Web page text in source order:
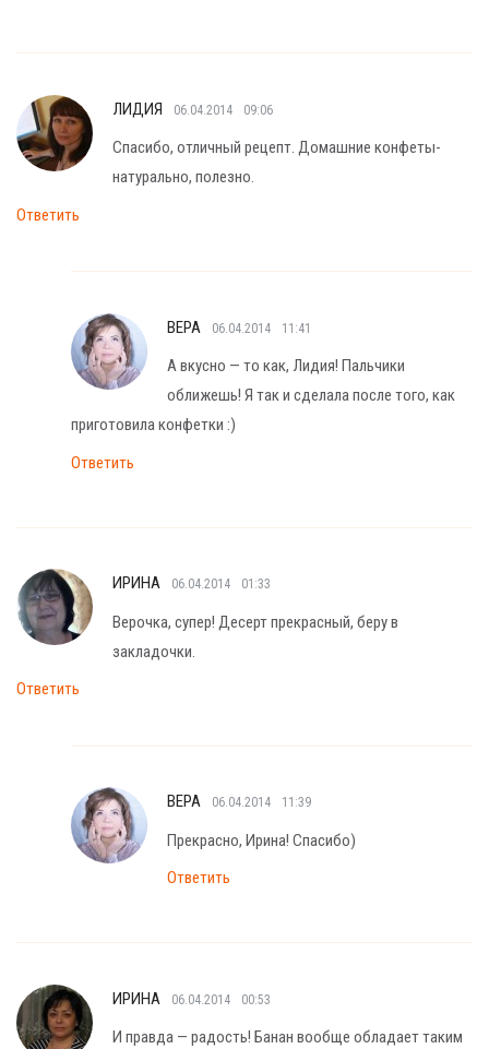
ЛИДИЯ 06.04.2014 09:06
Спасибо, отличный рецепт. Домашние конфеты-
натурально, полезно.
Ответить
ВЕРА 06.04.2014 11:41
А вкусно — то как, Лидия! Пальчики
оближешь! Я так и сделала после того, как
приготовила конфетки :)
Ответить
ИРИНА 06.04.2014 01:33
Верочка, супер! Десерт прекрасный, беру в
закладочки.
Ответить
ВЕРА 06.04.2014 11:39
Прекрасно, Ирина! Спасибо)
Ответить
ИРИНА 06.04.2014 00:53
И правда — радость! Банан вообще обладает таким